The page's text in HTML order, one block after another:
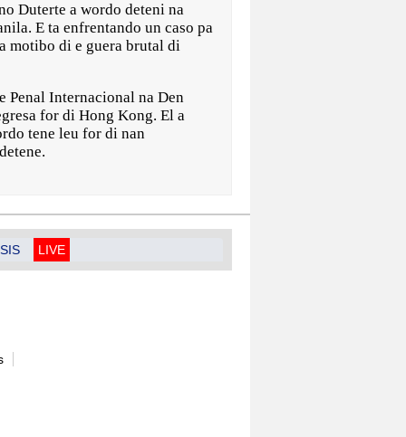
Duterte a wordo deteni na
E ta enfrentando un caso pa
motibo di e guera brutal di
Penal Internacional na Den
for di Hong Kong. El a
tene leu for di nan
LIVE